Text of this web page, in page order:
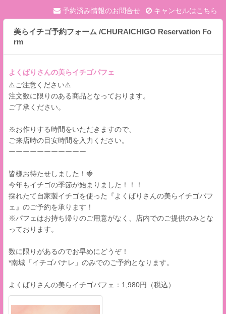
予約済み情報のお問合せ キャンセルはこちら
美らイチゴ予約フォーム /CHURAICHIGO Reservation Fo
rm
よくばりさんの美らイチゴパフェ
⚠ご注意ください⚠
注文数に限りのある商品となっております。
ご了承ください。
※お作りする時間をいただきますので、
ご来店時の目安時間を入力ください。
ーーーーーーーーーーー
皆様お待たせしました！🍓
今年もイチゴの季節が始まりました！！！
採れたて自家製イチゴを使った『よくばりさんの美らイチゴパフ
ェ』のご予約を承ります！
※パフェはお持ち帰りのご用意がなく、店内でのご提供のみとな
っております。
数に限りがあるのでお早めにどうぞ！
*南城「イチゴバナレ」のみでのご予約となります。
よくばりさんの美らイチゴパフェ：1,980円（税込）